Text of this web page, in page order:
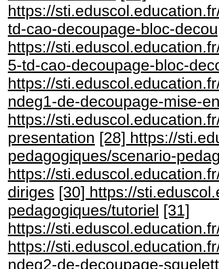
https://
td-cao-decoupage-bloc-
https://
5-td-cao-decoupage-bloc-
https://
ndeg1-de-decoupage-mise-
https://
presentation [28] https://
pedagogiques/scenario-
https://
diriges [30] https://
pedagogiques/tutoriel [31]
https://
https://
ndeg2-de-decoupage-